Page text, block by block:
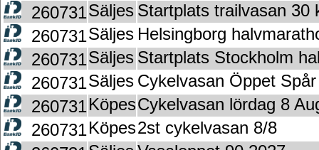
260731Säljes Startplats trailvasan 30
260731Säljes Helsingborg
260731Säljes Startplats Stockholm
260731Säljes Cykelvasan Öppet
260731KöpesCykelvasan lördag 8
260731Köpes2st cykelvasan 8/8